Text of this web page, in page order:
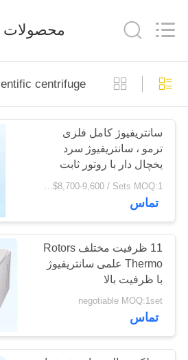
خونه
محصولات
درباره
تور
کارخانه
کنترل
کیفیت
Development
Co.,
Rights
محصولات
centrifuge
سانتریفیوژ کامل فلزی
ترمو ، سانتریفیوژ سرد
یخچال دار با روتور ثابت
US $8,700-9,600 / Sets MOQ:1 مجموعه مجموعه
تماس
11 ظرفیت مختلف Rotors
Thermo علمی سانتریفیوژ
با ظرفیت بالا
negotiable MOQ:1set
تماس